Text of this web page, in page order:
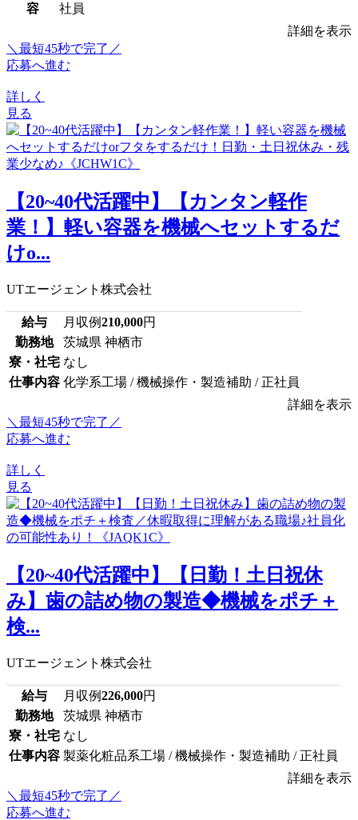
容
社員
詳細を表示
＼最短45秒で完了／
応募へ進む
詳しく
見る
【20~40代活躍中】【カンタン軽作
業！】軽い容器を機械へセットするだ
けo...
UTエージェント株式会社
給与 月収例210,000円
勤務地
茨城県 神栖市
寮・社宅 なし
仕事内容 化学系工場 / 機械操作・製造補助 / 正社員
詳細を表示
＼最短45秒で完了／
応募へ進む
詳しく
見る
【20~40代活躍中】【日勤！土日祝休
み】歯の詰め物の製造◆機械をポチ＋
検...
UTエージェント株式会社
給与 月収例226,000円
勤務地
茨城県 神栖市
寮・社宅 なし
仕事内容 製薬化粧品系工場 / 機械操作・製造補助 / 正社員
詳細を表示
＼最短45秒で完了／
応募へ進む